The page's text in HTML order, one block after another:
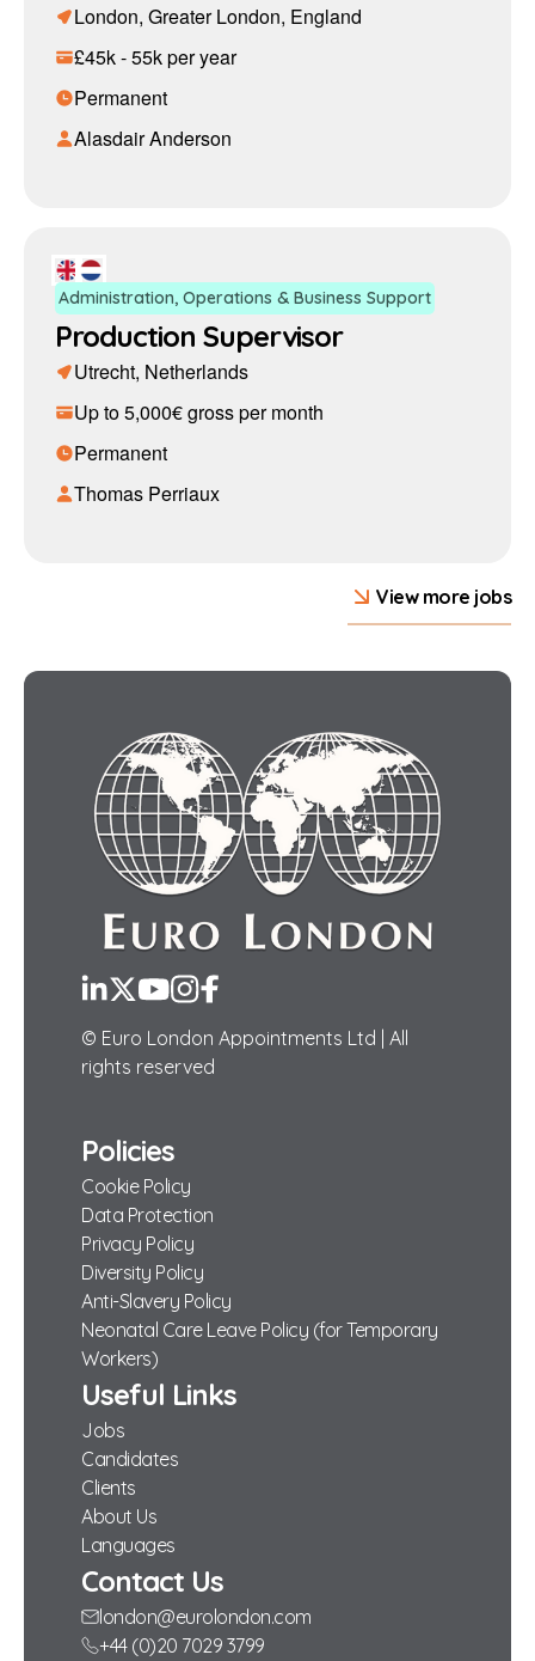
London, Greater London, England
£45k - 55k per year
Permanent
Alasdair Anderson
Administration, Operations & Business Support
Production Supervisor
Utrecht, Netherlands
Up to 5,000€ gross per month
Permanent
Thomas Perriaux
View more jobs
LinkedIn
TwitterYouTubeInstagram
Facebook
© Euro London Appointments Ltd | All
rights reserved
Policies
Cookie Policy
Data Protection
Privacy Policy
Diversity Policy
Anti-Slavery Policy
Neonatal Care Leave Policy (for Temporary
Workers)
Useful Links
Jobs
Candidates
Clients
About Us
Languages
Contact Us
london@eurolondon.com
+44 (0)20 7029 3799